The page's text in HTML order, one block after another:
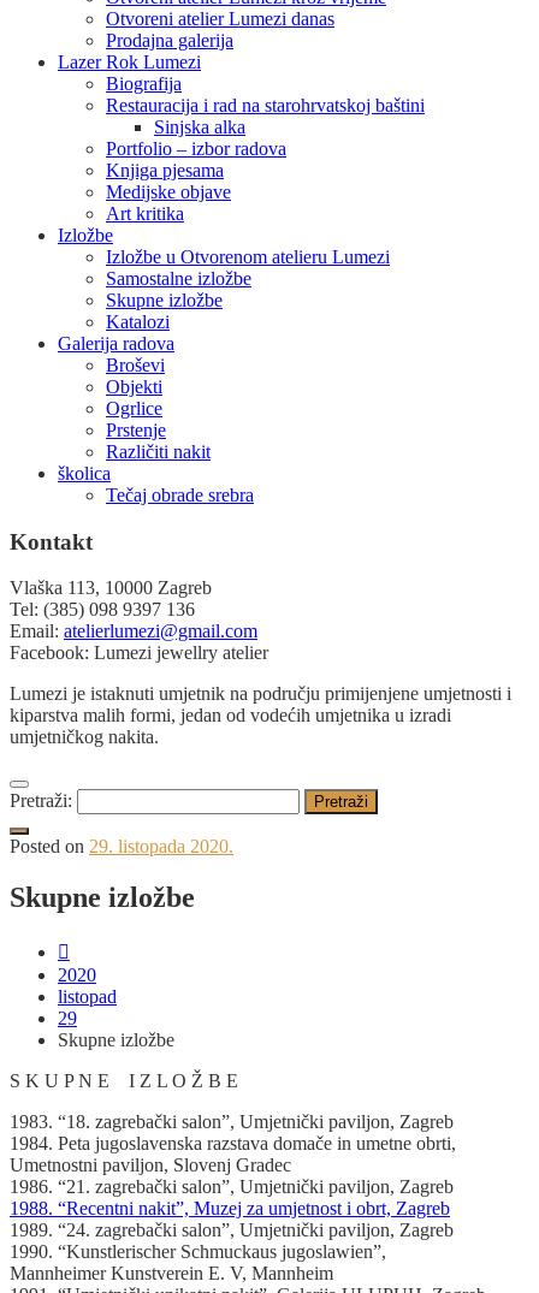
Otvoreni atelier Lumezi danas
Prodajna galerija
Lazer Rok Lumezi
Biografija
Restauracija i rad na starohrvatskoj baštini
Sinjska alka
Portfolio – izbor radova
Knjiga pjesama
Medijske objave
Art kritika
Izložbe
Izložbe u Otvorenom atelieru Lumezi
Samostalne izložbe
Skupne izložbe
Katalozi
Galerija radova
Broševi
Objekti
Ogrlice
Prstenje
Različiti nakit
školica
Tečaj obrade srebra
Kontakt
Vlaška 113, 10000 Zagreb
Tel: (385) 098 9397 136
Email: atelierlumezi@gmail.com
Facebook: Lumezi jewellry atelier
Lumezi je istaknuti umjetnik na području primijenjene umjetnosti i
kiparstva malih formi, jedan od vodećih umjetnika u izradi
umjetničkog nakita.
Pretraži:
Posted on 29. listopada 2020.
Skupne izložbe
2020
listopad
29
Skupne izložbe
S K U P N E I Z L O Ž B E
1983. “18. zagrebački salon”, Umjetnički paviljon, Zagreb
1984. Peta jugoslavenska razstava domače in umetne obrti,
Umetnostni paviljon, Slovenj Gradec
1986. “21. zagrebački salon”, Umjetnički paviljon, Zagreb
1988. “Recentni nakit”, Muzej za umjetnost i obrt, Zagreb
1989. “24. zagrebački salon”, Umjetnički paviljon, Zagreb
1990. “Kunstlerischer Schmuckaus jugoslawien”,
Mannheimer Kunstverein E. V, Mannheim